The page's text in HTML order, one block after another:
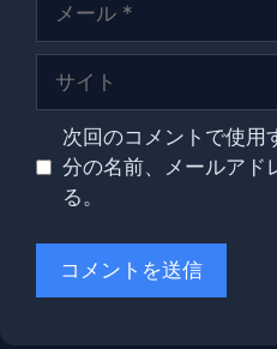
ル
次回のコメントで使用
分の名前、メールアド
る。